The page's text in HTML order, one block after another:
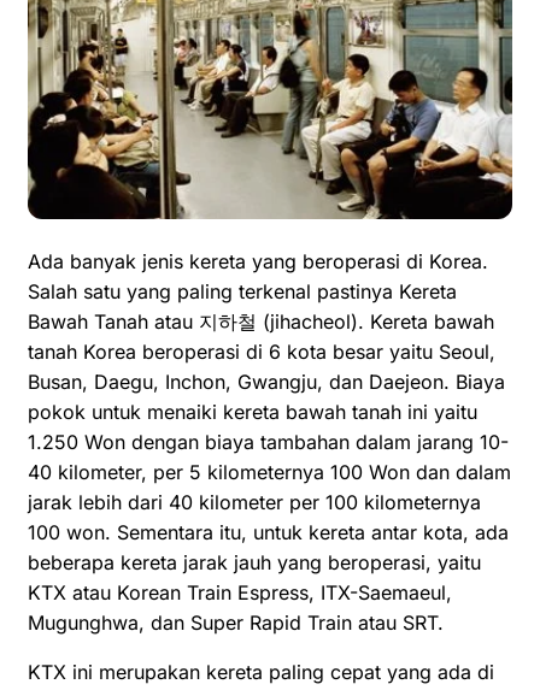
Ada banyak jenis kereta yang beroperasi di Korea.
Salah satu yang paling terkenal pastinya Kereta
Bawah Tanah atau 지하철 (jihacheol). Kereta bawah
tanah Korea beroperasi di 6 kota besar yaitu Seoul,
Busan, Daegu, Inchon, Gwangju, dan Daejeon. Biaya
pokok untuk menaiki kereta bawah tanah ini yaitu
1.250 Won dengan biaya tambahan dalam jarang 10-
40 kilometer, per 5 kilometernya 100 Won dan dalam
jarak lebih dari 40 kilometer per 100 kilometernya
100 won. Sementara itu, untuk kereta antar kota, ada
beberapa kereta jarak jauh yang beroperasi, yaitu
KTX atau Korean Train Espress, ITX-Saemaeul,
Mugunghwa, dan Super Rapid Train atau SRT.
KTX ini merupakan kereta paling cepat yang ada di